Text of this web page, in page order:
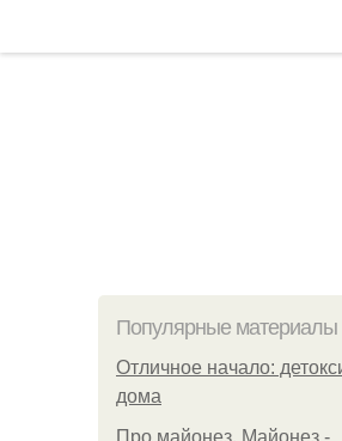
Популярные материалы
Отличное начало:
дома
Про майонез. Майонез -